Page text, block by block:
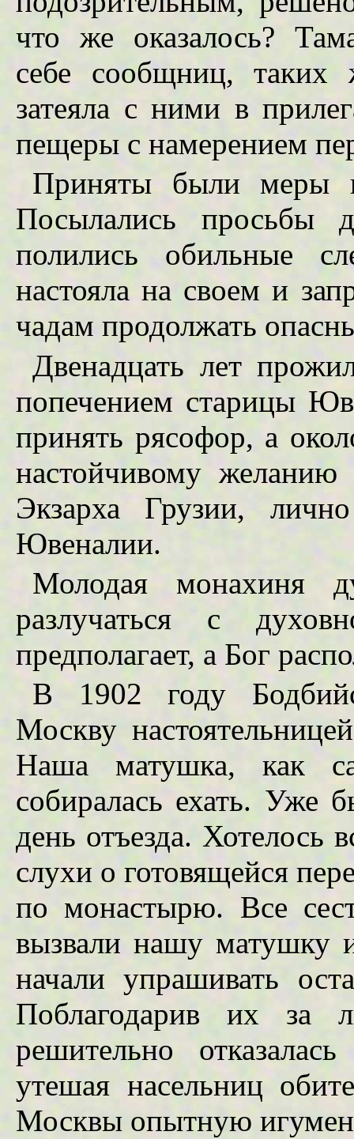
что же оказалось?
себе сообщниц, таких
затеяла с ними в
пещеры с намерением
Приняты были меры
Посылались просьбы
полились обильные
настояла на своем и
чадам продолжать
Двенадцать лет
попечением старицы
принять рясофор, а
настойчивому желанию
Экзарха Грузии,
Ювеналии.
Молодая монахиня
разлучаться с
предполагает, а Бог
В 1902 году
Москву
Наша матушка, как
собиралась ехать. Уже
день отъезда. Хотелось
слухи о готовящейся
по монастырю. Все
вызвали нашу матушку
начали упрашивать
Поблагодарив их за
решительно
утешая насельниц
Москвы опытную